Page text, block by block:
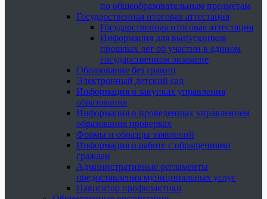
по общеобразовательным предметам
Государственная итоговая аттестация
Государственная итоговая аттестация
Информация для выпускников
прошлых лет об участии в едином
государственном экзамене
Образование без границ
Электронный детский сад
Информация о закупках управления
образования
Информация о проведенных управлением
образования проверках
Формы и образцы заявлений
Информация о работе с обращениями
граждан
Административные регламенты
предоставления муниципальных услуг
Навигатор профилактики